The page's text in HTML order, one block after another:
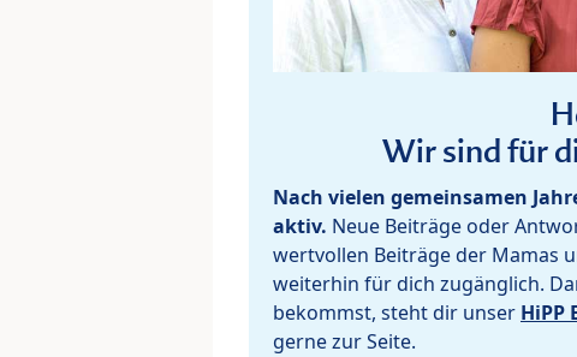
Wir sind für
Nach vielen gemeinsamen
aktiv. Neue Beiträge oder
wertvollen Beiträge der Mamas
weiterhin für dich zugänglich.
bekommst, steht dir unser HiPP
gerne zur Seite.